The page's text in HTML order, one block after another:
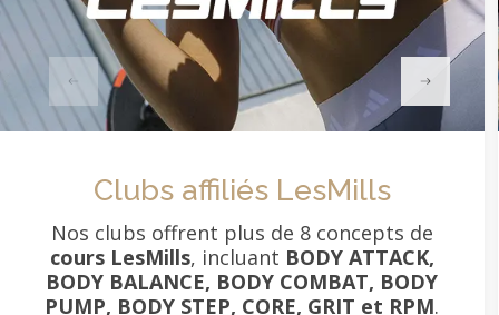
Clubs affiliés LesMills
Nos clubs offrent plus de 8 concepts de
cours LesMills, incluant BODY ATTACK,
BODY BALANCE, BODY COMBAT, BODY
PUMP, BODY STEP, CORE, GRIT et RPM.